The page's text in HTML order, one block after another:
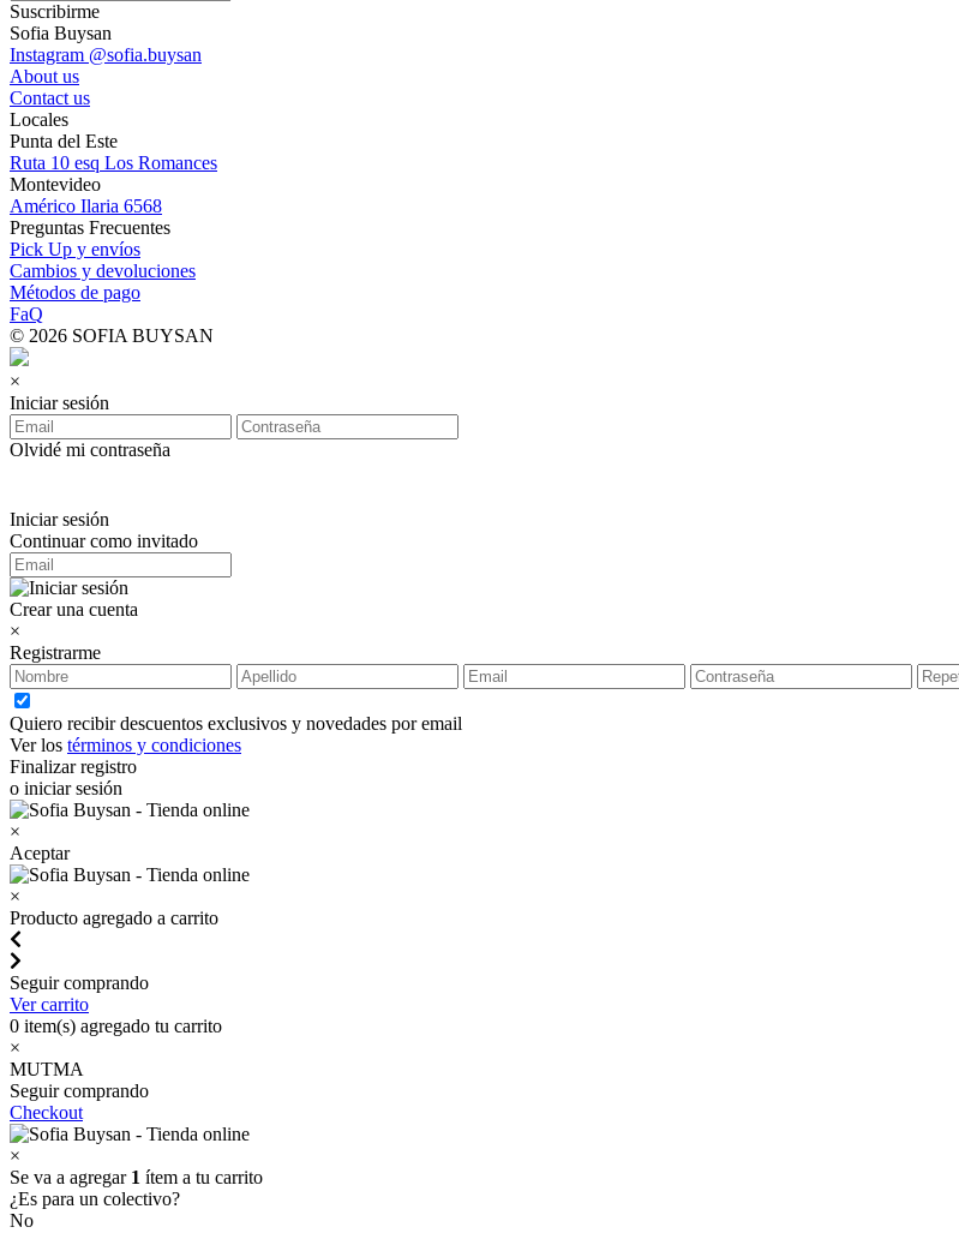
Suscribirme
Sofia Buysan
Instagram @sofia.buysan
About us
Contact us
Locales
Punta del Este
Ruta 10 esq Los Romances
Montevideo
Américo Ilaria 6568
Preguntas Frecuentes
Pick Up y envíos
Cambios y devoluciones
Métodos de pago
FaQ
© 2026 SOFIA BUYSAN
×
Iniciar sesión
Olvidé mi contraseña
Iniciar sesión
Continuar como invitado
Crear una cuenta
×
Registrarme
Quiero recibir descuentos exclusivos y novedades por email
Ver los términos y condiciones
Finalizar registro
o iniciar sesión
×
Aceptar
×
Producto agregado a carrito
Seguir comprando
Ver carrito
0 item(s) agregado tu carrito
×
MUTMA
Seguir comprando
Checkout
×
Se va a agregar 1 ítem a tu carrito
¿Es para un colectivo?
No